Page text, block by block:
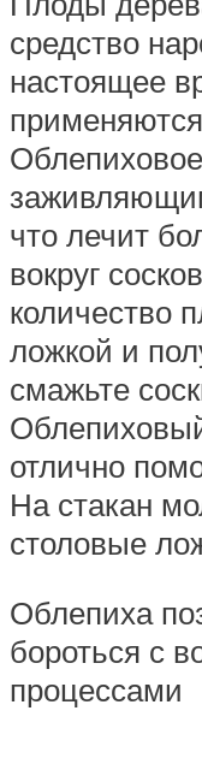
средство
настоящее
что лечит
вокруг
количество
ложкой и
смажьте
отлично
На стакан
столовые
Облепиха
бороться с
процессами